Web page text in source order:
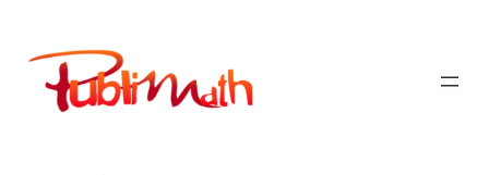
contenu
Publimath